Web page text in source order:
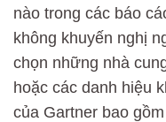
nào trong các báo
không khuyến nghị
chọn những nhà
hoặc các danh hiệu
của Gartner bao